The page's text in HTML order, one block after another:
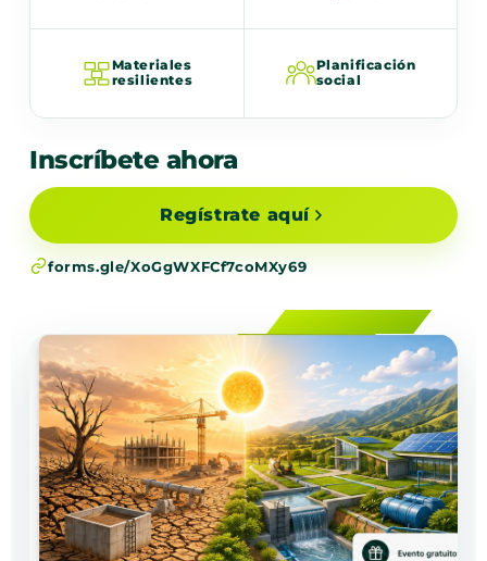
Materiales
resilientes
Planificación
social
Inscríbete ahora
Regístrate aquí
forms.gle/XoGgWXFCf7coMXy69